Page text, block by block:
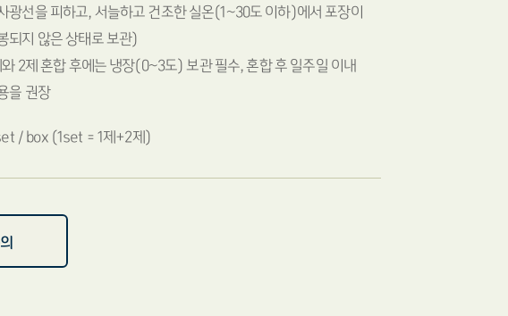
광선을 피하고, 서늘하고 건조한 실온(1~30도 이하)에서 포장이
되지 않은 상태로 보관)
와 2제 혼합 후에는 냉장(0~3도) 보관 필수, 혼합 후 일주일 이내
을 권장
/ box (1set = 1제+2제)